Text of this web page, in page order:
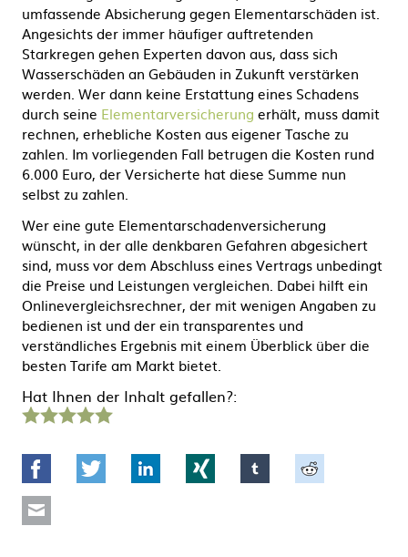
umfassende Absicherung gegen Elementarschäden ist.
Angesichts der immer häufiger auftretenden
Starkregen gehen Experten davon aus, dass sich
Wasserschäden an Gebäuden in Zukunft verstärken
werden. Wer dann keine Erstattung eines Schadens
durch seine Elementarversicherung erhält, muss damit
rechnen, erhebliche Kosten aus eigener Tasche zu
zahlen. Im vorliegenden Fall betrugen die Kosten rund
6.000 Euro, der Versicherte hat diese Summe nun
selbst zu zahlen.
Wer eine gute Elementarschadenversicherung
wünscht, in der alle denkbaren Gefahren abgesichert
sind, muss vor dem Abschluss eines Vertrags unbedingt
die Preise und Leistungen vergleichen. Dabei hilft ein
Onlinevergleichsrechner, der mit wenigen Angaben zu
bedienen ist und der ein transparentes und
verständliches Ergebnis mit einem Überblick über die
besten Tarife am Markt bietet.
Hat Ihnen der Inhalt gefallen?:
Stern Sterne Sterne Sterne Sterne
Facebook Twitter LinkedIn tumblr